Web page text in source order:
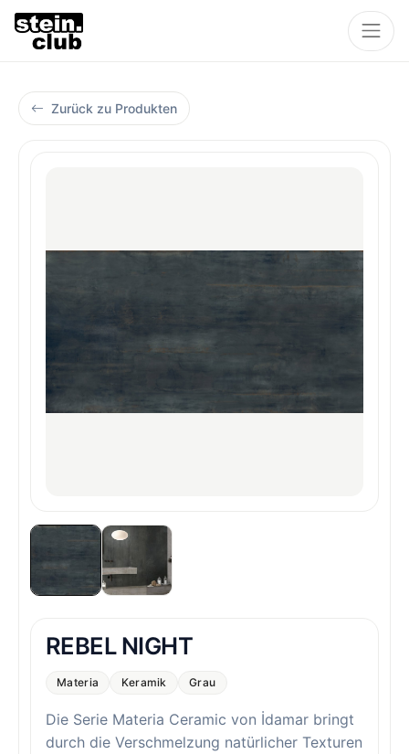
Zurück zu Produkten
REBEL NIGHT
Materia Keramik Grau
Die Serie Materia Ceramic von İdamar bringt
durch die Verschmelzung natürlicher Texturen